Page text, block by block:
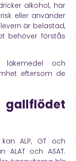
alkohol, har
eller använder
är belastad,
behöver förstås
och
eftersom de
gallflödet
ALP, GT och
och ASAT.